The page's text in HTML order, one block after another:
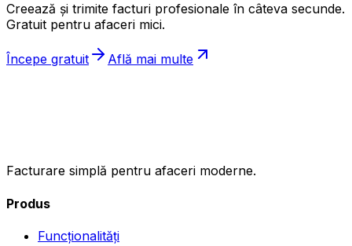
Creează și trimite facturi profesionale în câteva secunde.
Gratuit pentru afaceri mici.
Începe gratuit Află mai multe
Facturare simplă pentru afaceri moderne.
Produs
Funcționalități